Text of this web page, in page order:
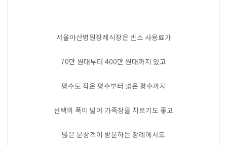
서울아산병원장례식장은 빈소 사용료가
70만 원대부터 400만 원대까지 있고
평수도 작은 평수부터 넓은 평수까지
선택의 폭이 넓어 가족장을 치르기도 좋고
많은 문상객이 방문하는 장례에서도